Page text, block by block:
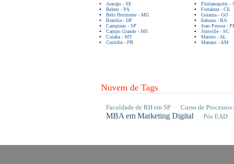
Aracaju - SE
Belem - PA
Belo Horizonte - MG
Brasilia - DF
Campinas - SP
Campo Grande - MS
Cuiaba - MT
Curitiba - PR
Florianopolis -
Fortaleza - CE
Goiania - GO
Itabuna - BA
Joao Pessoa -
Joinville - SC
Maceio - AL
Manaus - AM
Nuvem de Tags
Faculdade de RH em SP Curso de
MBA em Marketing Digital Pós EAD